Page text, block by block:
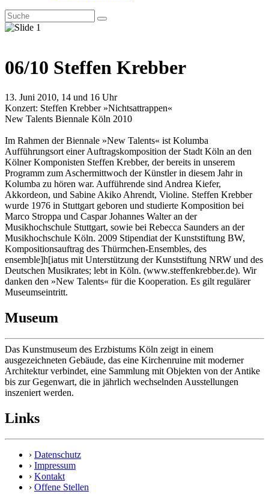
06/10 Steffen Krebber
13. Juni 2010, 14 und 16 Uhr
Konzert: Steffen Krebber »Nichtsattrappen«
New Talents Biennale Köln 2010
Im Rahmen der Biennale »New Talents« ist Kolumba
Aufführungsort einer Auftragskomposition der Stadt Köln an den
Kölner Komponisten Steffen Krebber, der bereits in unserem
Programm zum Aschermittwoch der Künstler in diesem Jahr in
Kolumba zu hören war. Aufführende sind Andrea Kiefer,
Akkordeon, und Sabine Akiko Ahrendt, Violine. Steffen Krebber
wurde 1976 in Stuttgart geboren und studierte Komposition bei
Marco Stroppa und Caspar Johannes Walter an der
Musikhochschule Stuttgart, sowie bei Rebecca Saunders an der
Musikhochschule Köln. 2009 Stipendiat der Kunststiftung BW,
Kompositionsauftrag des Thürmchen-Ensembles, des
ensemble]h[iatus mit Unter­stützung der Kunststiftung NRW und des
Deutschen Musikrates; lebt in Köln. (www.steffenkrebber.de). Wir
danken den »New Talents« für die Kooperation. Es gilt regulärer
Museumseintritt.
Museum
Das Kunstmuseum des Erzbistums Köln zeigt in einem
ausgezeichneten Gebäude, das eine Kirchenruine mit moderner
Architektur verbindet, eine Sammlung mit Objekten von der Antike
bis zur Gegenwart, die in jährlich wechselnden Ausstellungen
inszeniert werden.
Links
› Datenschutz
› Impressum
› Kontakt
› Offene Stellen